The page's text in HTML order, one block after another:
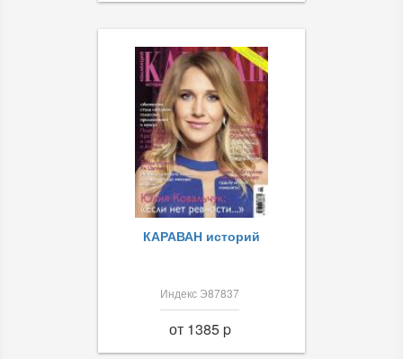
КАРАВАН историй
Индекс Э87837
от 1385 p